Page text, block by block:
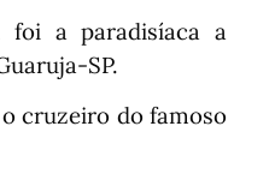
a paradisíaca a
SP.
cruzeiro do famoso